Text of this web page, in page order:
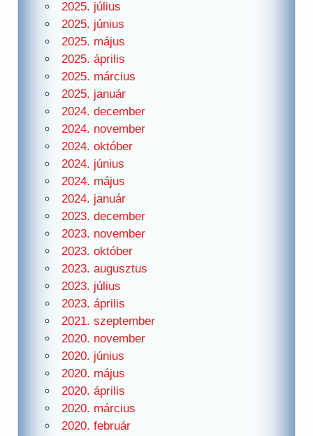
2025. július
2025. június
2025. május
2025. április
2025. március
2025. január
2024. december
2024. november
2024. október
2024. június
2024. május
2024. január
2023. december
2023. november
2023. október
2023. augusztus
2023. július
2023. április
2021. szeptember
2020. november
2020. június
2020. május
2020. április
2020. március
2020. február